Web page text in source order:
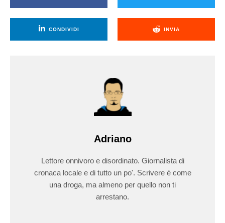
CONDIVIDI INVIA
Adriano
Lettore onnivoro e disordinato. Giornalista di
cronaca locale e di tutto un po'. Scrivere è come
una droga, ma almeno per quello non ti
arrestano.